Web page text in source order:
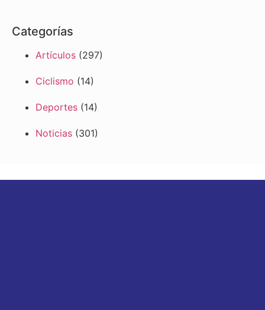
Categorías
Artículos (297)
Ciclismo (14)
Deportes (14)
Noticias (301)